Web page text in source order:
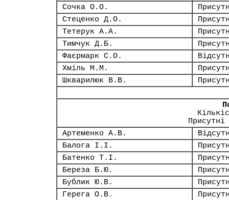
Сочка О.О.
Стеценко Д.О.
Тетерук А.А.
Тимчук Д.Б.
Фаєрмарк С.О.
Хміль М.М.
Шкварилюк В.В.
Артеменко А.В.
Балога І.І.
Батенко Т.І.
Береза Б.Ю.
Бублик Ю.В.
Герега О.В.